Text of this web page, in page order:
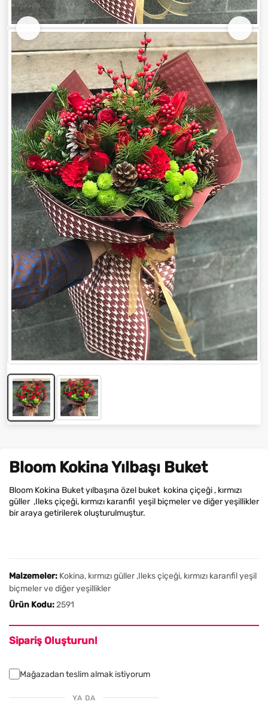
Bloom Kokina Yılbaşı Buket
Bloom Kokina Buket yılbaşına özel buket kokina çiçeği , kırmızı
güller ,Ileks çiçeği, kırmızı karanfil yeşil biçmeler ve diğer yeşillikler
bir araya getirilerek oluşturulmuştur.
Malzemeler: Kokina, kırmızı güller ,Ileks çiçeği, kırmızı karanfil yeşil
biçmeler ve diğer yeşillikler
Ürün Kodu:2591
Sipariş Oluşturun!
Mağazadan teslim almak istiyorum
YA DA